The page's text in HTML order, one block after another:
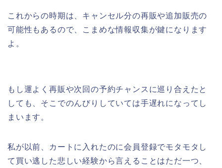
これからの時期は、キャンセル分の再販や追加販売の
可能性もあるので、こまめな情報収集が鍵になります
よ。
もし運よく再販や次回の予約チャンスに巡り合えたと
しても、そこでのんびりしていては手遅れになってし
まいます。
私が以前、カートに入れたのに会員登録でモタモタし
て買い逃した悲しい経験から言えることはただ一つ、